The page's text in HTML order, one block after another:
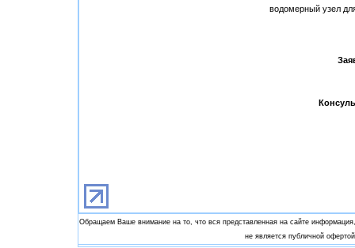
водомерный узел
Обращаем Ваше внимание на то, что вся представленная на сайте
не является публичной